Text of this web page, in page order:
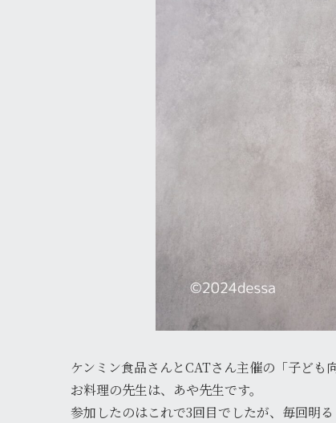
ケンミン食品さんとCATさん主催の「子ども
お料理の先生は、あや先生です。
参加したのはこれで3回目でしたが、毎回明